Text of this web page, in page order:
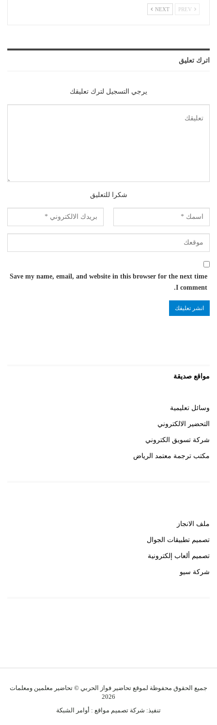
NEXT
اترك تعليق
يرجي التسجيل لترك تعليقك
شكرا للتعليق
Save my name, email, and website in this browser for the next time
I comment.
مواقع صديقة
وسائل تعليمية
التحضير الالكتروني
شركة تسويق الكتروني
مكتب ترجمة معتمد الرياض
ملف الانجاز
تصميم تطبيقات الجوال
تصميم ألعاب إلكترونية
شركة سيو
جميع الحقوق محفوظة لموقع تحاضير فواز الحربي © تحاضير معلمين ومعلمات
2026
تنفيذ: شركة تصميم مواقع : أوامر الشبكة